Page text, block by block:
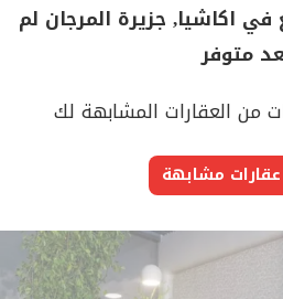
اكاشيا, جزيرة المرجان لم
متوفر
من العقارات المشابهة لك
مشابهة